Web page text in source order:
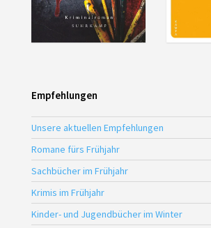
Empfehlungen
Unsere aktuellen Empfehlungen
Romane fürs Frühjahr
Sachbücher im Frühjahr
Krimis im Frühjahr
Kinder- und Jugendbücher im Winter